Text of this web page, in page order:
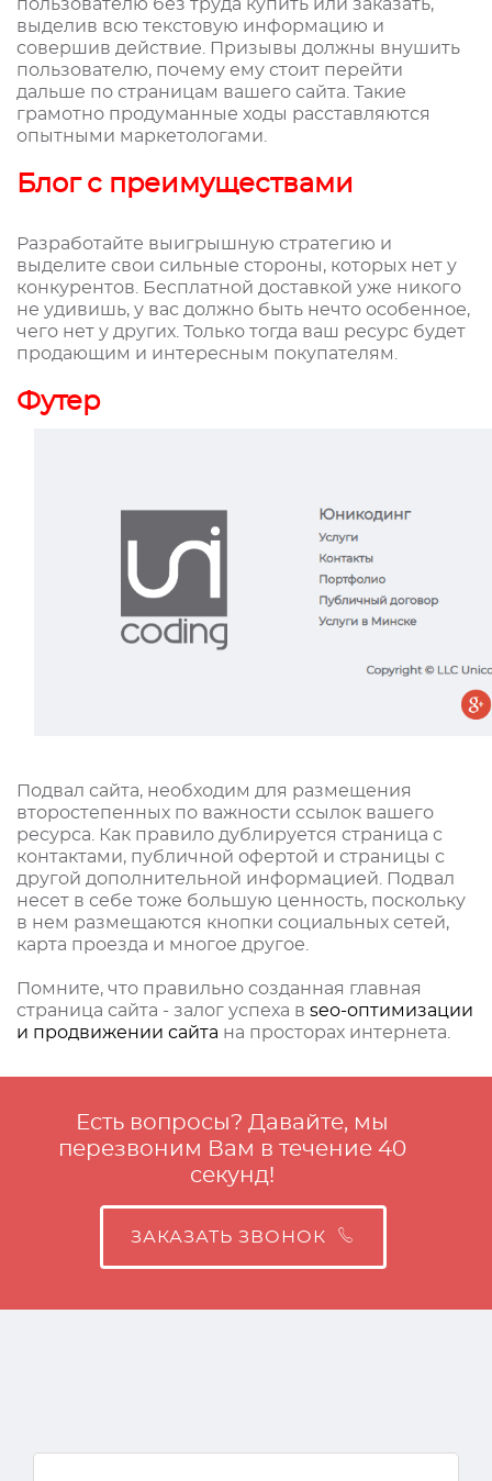
пользователю без труда купить или заказать,
выделив всю текстовую информацию и
совершив действие. Призывы должны внушить
пользователю, почему ему стоит перейти
дальше по страницам вашего сайта. Такие
грамотно продуманные ходы расставляются
опытными маркетологами.
Блог с преимуществами
Разработайте выигрышную стратегию и
выделите свои сильные стороны, которых нет у
конкурентов. Бесплатной доставкой уже никого
не удивишь, у вас должно быть нечто особенное,
чего нет у других. Только тогда ваш ресурс будет
продающим и интересным покупателям.
Футер
Подвал сайта, необходим для размещения
второстепенных по важности ссылок вашего
ресурса. Как правило дублируется страница с
контактами, публичной офертой и страницы с
другой дополнительной информацией. Подвал
несет в себе тоже большую ценность, поскольку
в нем размещаются кнопки социальных сетей,
карта проезда и многое другое.
Помните, что правильно созданная главная
страница сайта - залог успеха в seo-оптимизации
и продвижении сайта на просторах интернета.
Есть вопросы? Давайте, мы
перезвоним Вам в течение 40
секунд!
ЗАКАЗАТЬ ЗВОНОК